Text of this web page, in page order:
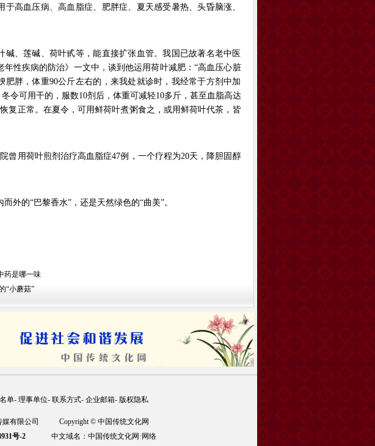
于高血压病、高血脂症、肥胖症、夏天感受暑热、头昏脑涨、
、莲碱、荷叶甙等，能直接扩张血管。我国已故著名老中医
年性疾病的防治》一文中，谈到他运用荷叶减肥：“高血压心脏
肥胖，体重90公斤左右的，来我处就诊时，我经常于方剂中加
令可用干的，服数10剂后，体重可减轻10多斤，甚至血脂高达
复正常。在夏令，可用鲜荷叶煮粥食之，或用鲜荷叶代茶，皆
用荷叶煎剂治疗高血脂症47例，一个疗程为20天，降胆固醇
的“巴黎香水”，还是天然绿色的“曲美”。
药是哪一味
“小蘑菇”
单- 理事单位- 联系方式- 企业邮箱- 版权隐私
媒有限公司 Copyright © 中国传统文化网
号-2 中文域名：中国传统文化网·网络